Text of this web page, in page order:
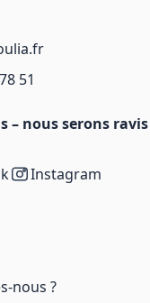
51
– nous serons
Instagram
nous ?